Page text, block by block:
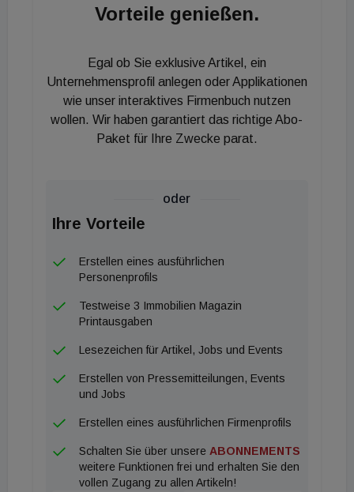
Nachfrage war stark von Retail-Investoren
Die Notierung des UBM Green Bonds 2023 zum
Handel im Amtlichen Handel (Corporates Prime) der
Wiener Börse ist beabsichtigt.
Die Raiffeisen Bank International war Global
Coordinator & Sustainability Structuring Agent der
CO mandatiert.
Vorteile genießen.
Egal ob Sie exklusive Artikel, ein
Unternehmensprofil anlegen oder Applikationen
wie unser interaktives Firmenbuch nutzen
wollen. Wir haben garantiert das richtige Abo-
Paket für Ihre Zwecke parat.
oder
Ihre Vorteile
Erstellen eines ausführlichen
Personenprofils
Testweise 3 Immobilien Magazin
Printausgaben
Lesezeichen für Artikel, Jobs und Events
Erstellen von Pressemitteilungen, Events
und Jobs
Erstellen eines ausführlichen Firmenprofils
Schalten Sie über unsere ABONNEMENTS
weitere Funktionen frei und erhalten Sie den
vollen Zugang zu allen Artikeln!